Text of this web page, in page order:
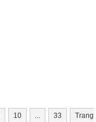
10 33
Trang